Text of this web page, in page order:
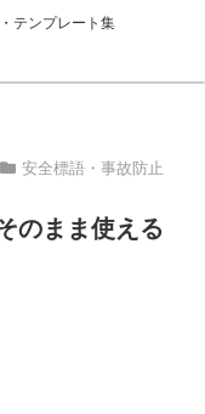
テンプレート集
安全標語・事故防止
のまま使える